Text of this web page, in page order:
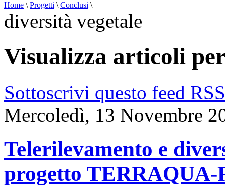
Home \ Progetti \ Conclusi \
diversità vegetale
Visualizza articoli
Sottoscrivi questo feed RSS
Mercoledì, 13 Novembre
Telerilevamento e
progetto TERRAQUA-